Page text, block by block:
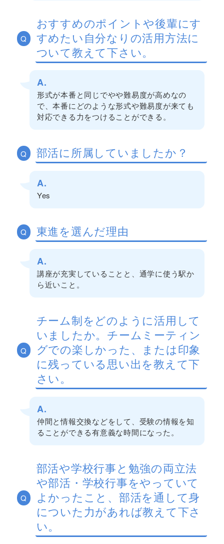
Q
おすすめのポイントや後輩にす
すめたい自分なりの活用方法に
ついて教えて下さい。
A.
形式が本番と同じでやや難易度が高めなの
で、本番にどのような形式や難易度が来ても
対応できる力をつけることができる。
Q 部活に所属していましたか？
A.
Yes
Q 東進を選んだ理由
A.
講座が充実していることと、通学に使う駅か
ら近いこと。
Q
チーム制をどのように活用して
いましたか。チームミーティン
グでの楽しかった、または印象
に残っている思い出を教えて下
さい。
A.
仲間と情報交換などをして、受験の情報を知
ることができる有意義な時間になった。
Q
部活や学校行事と勉強の両立法
や部活・学校行事をやっていて
よかったこと、部活を通して身
についた力があれば教えて下さ
い。